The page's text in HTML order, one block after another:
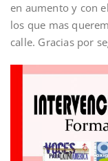
en aumento y con
los que mas
calle. Gracias por